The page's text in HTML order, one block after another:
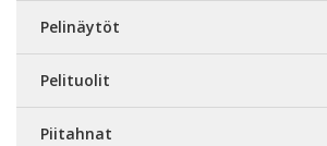
Pelinäytöt
Pelituolit
Piitahnat